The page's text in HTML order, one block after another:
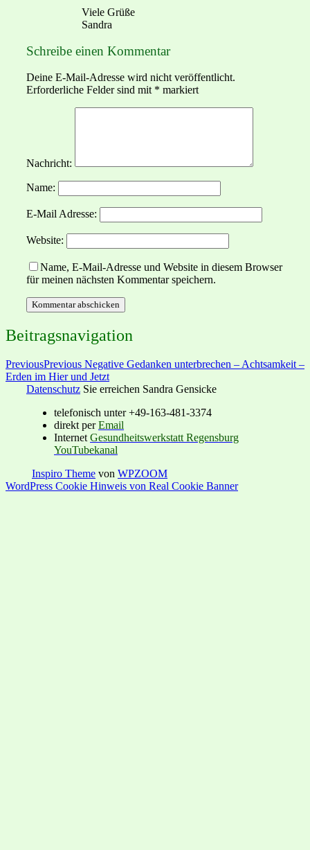
Viele Grüße
Sandra
Schreibe einen Kommentar
Deine E-Mail-Adresse wird nicht veröffentlicht.
Erforderliche Felder sind mit * markiert
Nachricht:
Name:
E-Mail Adresse:
Website:
Name, E-Mail-Adresse und Website in diesem Browser
für meinen nächsten Kommentar speichern.
Beitragsnavigation
PreviousPrevious Negative Gedanken unterbrechen – Achtsamkeit –
Erden im Hier und Jetzt
Datenschutz Sie erreichen Sandra Gensicke
telefonisch unter +49-163-481-3374
direkt perEmail
Internet Gesundheitswerkstatt Regensburg
YouTubekanal
Inspiro Theme von WPZOOM
WordPress Cookie Hinweis von Real Cookie Banner